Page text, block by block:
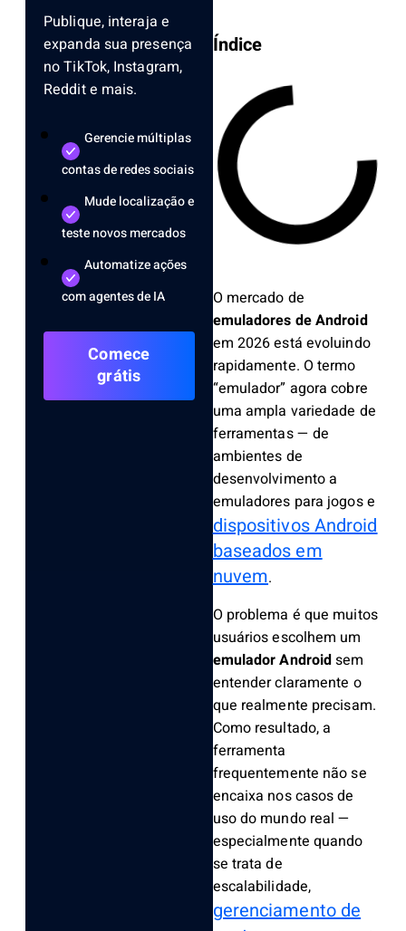
Publique, interaja e
expanda sua presença
no TikTok, Instagram,
Reddit e mais.
Gerencie múltiplas
contas de redes sociais
Mude localização e
teste novos mercados
Automatize ações
com agentes de IA
Comece
grátis
Índice
O mercado de
emuladores de Android
em 2026 está evoluindo
rapidamente. O termo
“emulador” agora cobre
uma ampla variedade de
ferramentas — de
ambientes de
desenvolvimento a
emuladores para jogos e
dispositivos Android
baseados em
nuvem.
O problema é que muitos
usuários escolhem um
emulador Androidsem
entender claramente o
que realmente precisam.
Como resultado, a
ferramenta
frequentemente não se
encaixa nos casos de
uso do mundo real —
especialmente quando
se trata de
escalabilidade,
gerenciamento de